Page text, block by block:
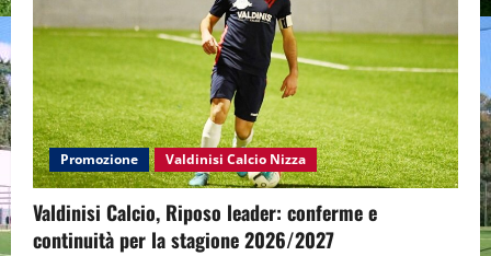
Promozione Valdinisi Calcio Nizza
Valdinisi Calcio, Riposo leader: conferme e
continuità per la stagione 2026/2027